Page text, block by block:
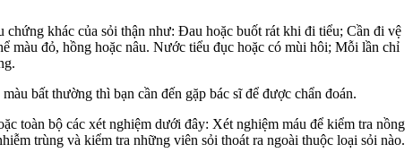
khác của sỏi thận như: Đau hoặc buốt rát khi đi tiểu; Cần đi vệ
màu đỏ, hồng hoặc nâu. Nước tiểu đục hoặc có mùi hôi; Mỗi lần chỉ
bất thường thì bạn cần đến gặp bác sĩ để được chẩn đoán.
toàn bộ các xét nghiệm dưới đây: Xét nghiệm máu để kiểm tra nồng
trùng và kiểm tra những viên sỏi thoát ra ngoài thuộc loại sỏi nào.